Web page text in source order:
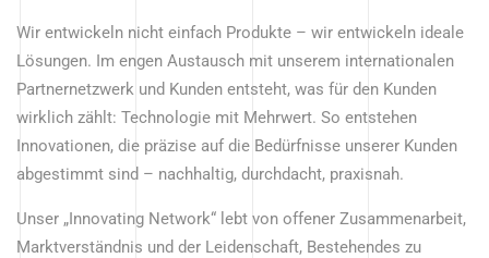
Wir entwickeln nicht einfach Produkte – wir entwickeln ideale
Lösungen. Im engen Austausch mit unserem internationalen
Partnernetzwerk und Kunden entsteht, was für den Kunden
wirklich zählt: Technologie mit Mehrwert. So entstehen
Innovationen, die präzise auf die Bedürfnisse unserer Kunden
abgestimmt sind – nachhaltig, durchdacht, praxisnah.
Unser „Innovating Network“ lebt von offener Zusammenarbeit,
Marktverständnis und der Leidenschaft, Bestehendes zu